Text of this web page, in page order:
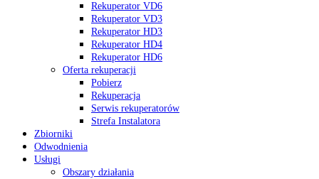
Rekuperator VD6
Rekuperator VD3
Rekuperator HD3
Rekuperator HD4
Rekuperator HD6
Oferta rekuperacji
Pobierz
Rekuperacja
Serwis rekuperatorów
Strefa Instalatora
Zbiorniki
Odwodnienia
Usługi
Obszary działania